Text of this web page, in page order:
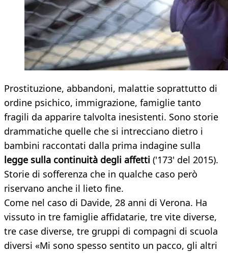
Prostituzione, abbandoni, malattie soprattutto di
ordine psichico, immigrazione, famiglie tanto
fragili da apparire talvolta inesistenti. Sono storie
drammatiche quelle che si intrecciano dietro i
bambini raccontati dalla prima indagine sulla
legge sulla continuità degli affetti ('173' del 2015).
Storie di sofferenza che in qualche caso però
riservano anche il lieto fine.
Come nel caso di Davide, 28 anni di Verona. Ha
vissuto in tre famiglie affidatarie, tre vite diverse,
tre case diverse, tre gruppi di compagni di scuola
diversi «Mi sono spesso sentito un pacco, gli altri